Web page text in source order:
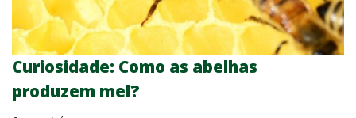
Curiosidade: Como as abelhas
produzem mel?